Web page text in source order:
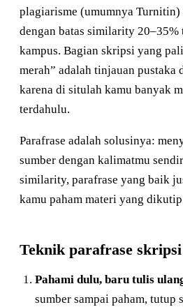
plagiarisme (umumnya Turnitin)
dengan batas similarity
kampus. Bagian skripsi yang
merah” adalah tinjauan
karena di situlah kamu banyak
terdahulu.
Parafrase adalah solusinya:
sumber dengan kalimatmu
similarity, parafrase yang baik
kamu paham materi yang
Teknik parafrase
Pahami dulu, baru tulis
sumber sampai paham, tutup